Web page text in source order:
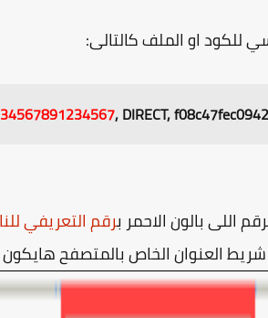
للكود او الملف كالتالى:
, DIRECT,
اللى بالون الاحمر برقم التعريفي
العنوان الخاص بالمتصفح